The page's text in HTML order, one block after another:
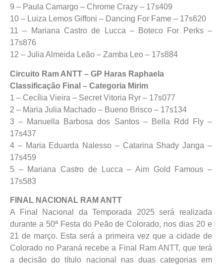
9 – Paula Camargo – Chrome Crazy – 17s409
10 – Luiza Lemos Giffoni – Dancing For Fame – 17s620
11 – Mariana Castro de Lucca – Boteco For Perks –
17s876
12 – Julia Almeida Leão – Zamba Leo – 17s884
Circuito Ram ANTT – GP Haras Raphaela
Classificação Final – Categoria Mirim
1 – Cecília Vieira – Secret Vitoria Ryr – 17s077
2 – Maria Julia Machado – Bueno Brisco – 17s134
3 – Manuella Barbosa dos Santos – Bella Rdd Fly –
17s437
4 – Maria Eduarda Nalesso – Catarina Shady Janga –
17s459
5 – Mariana Castro de Lucca – Aim Gold Famous –
17s583
FINAL NACIONAL RAM ANTT
A Final Nacional da Temporada 2025 será realizada
durante a 50ª Festa do Peão de Colorado, nos dias 20 e
21 de março. Esta será a primeira vez que a cidade de
Colorado no Paraná recebe a Final Ram ANTT, que terá
a decisão do título nacional nas duas categorias em